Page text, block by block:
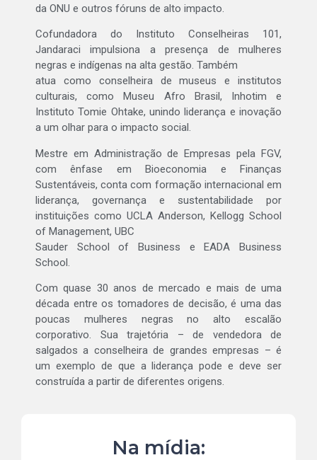
da ONU e outros fóruns de alto impacto.
Cofundadora do Instituto Conselheiras 101,
Jandaraci impulsiona a presença de mulheres
negras e indígenas na alta gestão. Também
atua como conselheira de museus e institutos
culturais, como Museu Afro Brasil, Inhotim e
Instituto Tomie Ohtake, unindo liderança e inovação
a um olhar para o impacto social.
Mestre em Administração de Empresas pela FGV,
com ênfase em Bioeconomia e Finanças
Sustentáveis, conta com formação internacional em
liderança, governança e sustentabilidade por
instituições como UCLA Anderson, Kellogg School
of Management, UBC
Sauder School of Business e EADA Business
School.
Com quase 30 anos de mercado e mais de uma
década entre os tomadores de decisão, é uma das
poucas mulheres negras no alto escalão
corporativo. Sua trajetória – de vendedora de
salgados a conselheira de grandes empresas – é
um exemplo de que a liderança pode e deve ser
construída a partir de diferentes origens.
Na mídia: